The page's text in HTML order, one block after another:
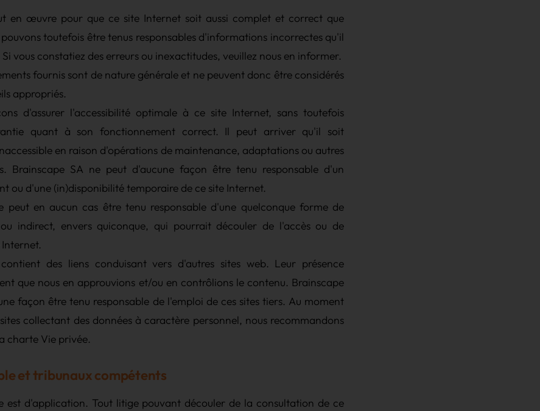
en œuvre pour que ce site Internet soit aussi complet et correct que
pouvons toutefois être tenus responsables d'informations incorrectes qu'il
vous constatiez des erreurs ou inexactitudes, veuillez nous en informer.
fournis sont de nature générale et ne peuvent donc être considérés
appropriés.
d'assurer l'accessibilité optimale à ce site Internet, sans toutefois
quant à son fonctionnement correct. Il peut arriver qu'il soit
en raison d'opérations de maintenance, adaptations ou autres
Brainscape SA ne peut d'aucune façon être tenu responsable d'un
ou d'une (in)disponibilité temporaire de ce site Internet.
peut en aucun cas être tenu responsable d'une quelconque forme de
indirect, envers quiconque, qui pourrait découler de l'accès ou de
des liens conduisant vers d'autres sites web. Leur présence
que nous en approuvions et/ou en contrôlions le contenu. Brainscape
façon être tenu responsable de l'emploi de ces sites tiers. Au moment
collectant des données à caractère personnel, nous recommandons
charte Vie privée.
et tribunaux compétents
est d'application. Tout litige pouvant découler de la consultation de ce